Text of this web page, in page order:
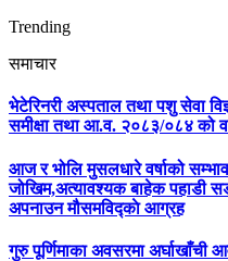
Trending
समाचार
भेटेरिनरी अस्पताल तथा पशु सेवा
समीक्षा तथा आ.व. २०८३/०८४ को
आज र भोलि मुसलधारे वर्षाको
जोखिम,अत्यावश्यक बाहेक पहाडी
अपनाउन मौसमविद्काे आग्रह
गुरु पूर्णिमाका अवसरमा अर्घाखाँची